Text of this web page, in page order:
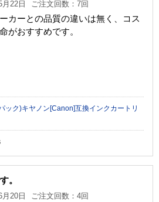
り
ンク
月22日 ご注文回数：7回
カーとの品質の違いは無く、コス
がおすすめです。
ック)キヤノン[Canon]互換インクカートリ
。
月20日 ご注文回数：4回